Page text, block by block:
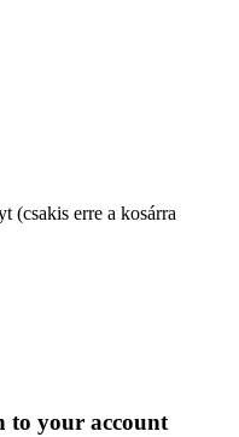
(csakis erre a kosárra
to your account